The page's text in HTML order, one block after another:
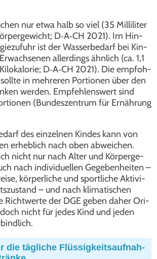
nur etwa halb so viel (35 Mil­li­li­ter
D‑A‑CH 2021). Im Hin­
ist der Was­ser­be­darf bei Kin­
aller­dings ähn­lich (ca. 1,1
D‑A‑CH 2021). Die emp­foh­
in meh­re­ren Por­tio­nen über den
wer­den. Emp­feh­lens­wert sind
(Bun­des­zen­trum für Ernäh­rung
des ein­zel­nen Kin­des kann von
erheb­lich nach oben abwei­chen.
nicht nur nach Alter und Kör­per­ge­
nach indi­vi­du­el­len Gege­ben­hei­ten –
kör­per­li­che und sport­li­che Akti­vi­
– und nach kli­ma­ti­schen
Richt­wer­te der DGE geben daher Ori­
nicht für jedes Kind und jeden
die täg­li­che Flüs­sig­keits­auf­nah­